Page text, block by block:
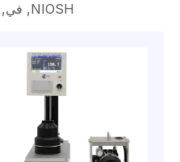
NIOSH, في, ومعايير الأيزو.